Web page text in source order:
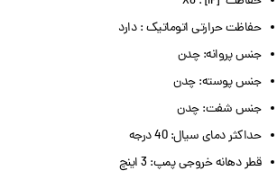
حفاظت حرارتی اتوماتیک : دارد
جنس پروانه: چدن
جنس پوسته: چدن
جنس شفت: چدن
حداکثر دمای سیال: 40 درجه
قطر دهانه خروجی پمپ: 3 اینچ